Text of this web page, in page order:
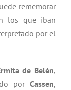
rememorar
los que iban
por el
de Belén,
por Cassen,